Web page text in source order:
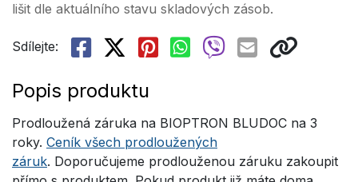
lišit dle aktuálního stavu skladových zásob.
Sdílejte:
Popis produktu
Prodloužená záruka na BIOPTRON BLUDOC na 3
roky. Ceník všech prodloužených
záruk. Doporučujeme prodlouženou záruku zakoupit